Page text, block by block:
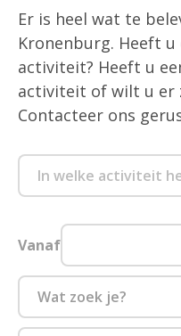
Er is heel wat te
Kronenburg. Heeft
activiteit? Heeft u
activiteit of wilt u er
Contacteer ons
Vanaf
Wat zoek je?